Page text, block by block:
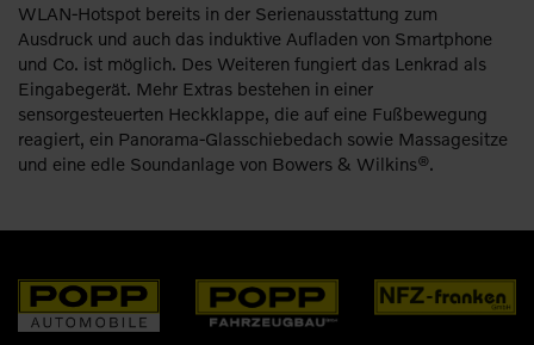
WLAN-Hotspot bereits in der Serienausstattung zum
Ausdruck und auch das induktive Aufladen von Smartphone
und Co. ist möglich. Des Weiteren fungiert das Lenkrad als
Eingabegerät. Mehr Extras bestehen in einer
sensorgesteuerten Heckklappe, die auf eine Fußbewegung
reagiert, ein Panorama-Glasschiebedach sowie Massagesitze
und eine edle Soundanlage von Bowers & Wilkins®.